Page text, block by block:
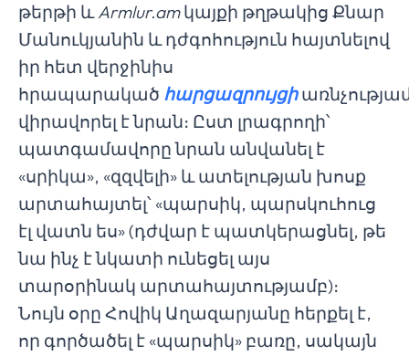
թերթի ևArmlur.amկայքի թղթակից Քնար
Մանուկյանին և դժգոհություն հայտնելով
իր հետ վերջինիս
հրապարակած հարցազրույցի
վիրավորել է նրան։ Ըստ լրագրողի՝
պատգամավորը նրան անվանել է
«սրիկա», «զզվելի» և ատելության խոսք
արտահայտել՝ «պարսիկ, պարսկուհուց
էլ վատն ես» (դժվար է պատկերացնել, թե
նա ինչ է նկատի ունեցել այս
տարօրինակ արտահայտությամբ)։
Նույն օրը Հովիկ Աղազարյանը հերքել է,
որ գործածել է «պարսիկ» բառը, սակայն